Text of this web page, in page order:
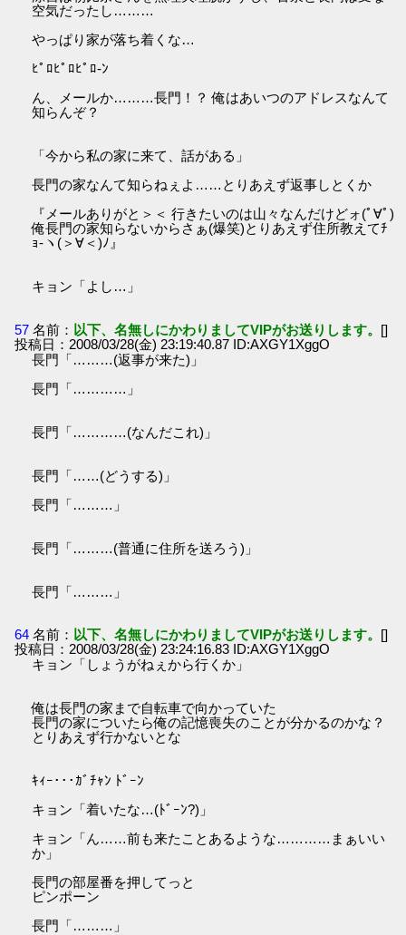
空気だったし………
やっぱり家が落ち着くな…
ﾋﾟﾛﾋﾟﾛﾋﾟﾛ-ﾝ
ん、メールか………長門！？ 俺はあいつのアドレスなんて
知らんぞ？
「今から私の家に来て、話がある」
長門の家なんて知らねぇよ……とりあえず返事しとくか
『メールありがと＞＜ 行きたいのは山々なんだけどォ(ﾟ∀ﾟ)
俺長門の家知らないからさぁ(爆笑)とりあえず住所教えてﾁ
ｮ-ヽ(＞∀＜)ﾉ』
キョン「よし…」
57 名前： 以下、名無しにかわりましてVIPがお送りします。 []
投稿日：2008/03/28(金) 23:19:40.87 ID:AXGY1XggO
長門「………(返事が来た)」
長門「…………」
長門「…………(なんだこれ)」
長門「……(どうする)」
長門「………」
長門「………(普通に住所を送ろう)」
長門「………」
64 名前： 以下、名無しにかわりましてVIPがお送りします。 []
投稿日：2008/03/28(金) 23:24:16.83 ID:AXGY1XggO
キョン「しょうがねぇから行くか」
俺は長門の家まで自転車で向かっていた
長門の家についたら俺の記憶喪失のことが分かるのかな？
とりあえず行かないとな
ｷｨｰ･･･ｶﾞﾁｬﾝ ﾄﾞｰﾝ
キョン「着いたな…(ﾄﾞｰﾝ?)」
キョン「ん……前も来たことあるような…………まぁいい
か」
長門の部屋番を押してっと
ピンポーン
長門「………」